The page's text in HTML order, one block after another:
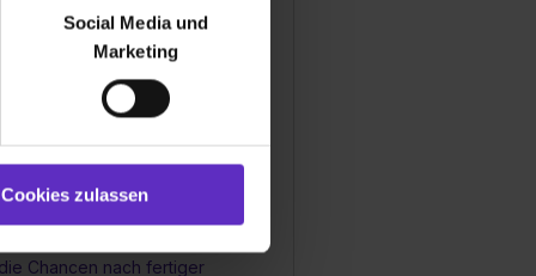
zu analysieren
soziale Medien, Werbung
Marketing“). Unsere
bereitgestellt hast oder die
auch damit
und hierfür
du nur bestimmte
Social Media und
Marketing
Cookies zulassen
Feedbackgespräche
Chancen nach fertiger